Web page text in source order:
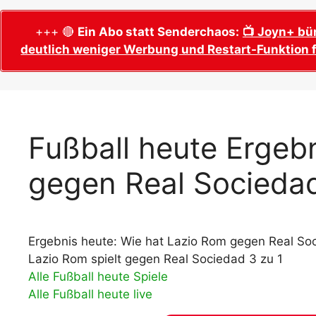
Wer wird Fußball-Weltmeister 2026?
Alle WM 2026 Trainer
Adidas Trionda: offizielle WM 2026
Spielball
Alle Nationalspieler der FIFA Fußball WM
WM 2026 Qualifikation in Europa: Tabelle
& Spielplan
WM 2026
Termine,
WM 2026
WM 2026
Spielort
Fußball WM
Ausfüllen &
+++ 🔴 Ein Abo statt Senderchaos: 📺 Joyn+
deutlich weniger Werbung und Restart-
Fußball heute
gegen Real
Ergebnis heute: Wie hat Lazio Rom gegen Real
Lazio Rom spielt gegen Real Sociedad 3 zu 1
Alle Fußball heute Spiele
Alle Fußball heute live